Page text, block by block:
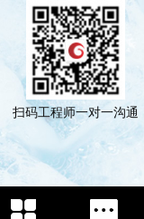
扫码工程师一对一沟通